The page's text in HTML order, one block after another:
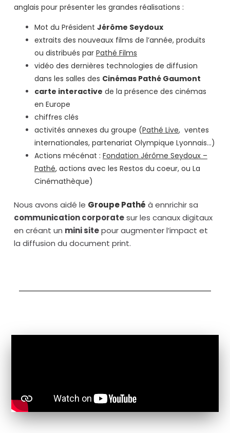
anglais pour présenter les grandes réalisations :
Mot du Président Jérôme Seydoux
extraits des nouveaux films de l’année, produits
ou distribués par Pathé Films
vidéo des dernières technologies de diffusion
dans les salles des Cinémas Pathé Gaumont
carte interactive de la présence des cinémas
en Europe
chiffres clés
activités annexes du groupe (Pathé Live, ventes
internationales, partenariat Olympique Lyonnais…)
Actions mécénat : Fondation Jérôme Seydoux–
Pathé, actions avec les Restos du coeur, ou La
Cinémathèque)
Nous avons aidé le Groupe Pathé à ennrichir sa
communication corporatesur les canaux digitaux
en créant un mini sitepour augmenter l’impact et
la diffusion du document print.